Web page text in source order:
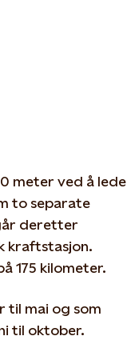
meter ved å lede
to separate
deretter
kraftstasjon.
175 kilometer.
til mai og som
til oktober.